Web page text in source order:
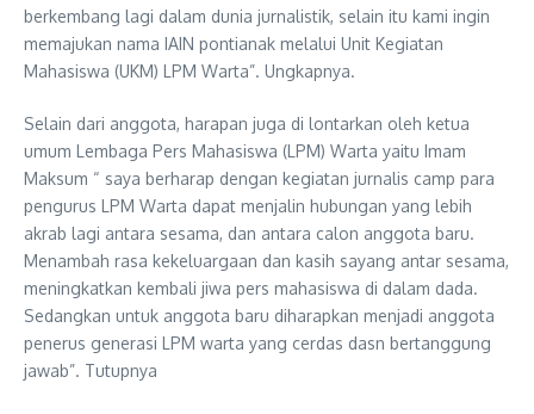
berkembang lagi dalam dunia jurnalistik, selain itu kami ingin
memajukan nama IAIN pontianak melalui Unit Kegiatan
Mahasiswa (UKM) LPM Warta”. Ungkapnya.
Selain dari anggota, harapan juga di lontarkan oleh ketua
umum Lembaga Pers Mahasiswa (LPM) Warta yaitu Imam
Maksum “ saya berharap dengan kegiatan jurnalis camp para
pengurus LPM Warta dapat menjalin hubungan yang lebih
akrab lagi antara sesama, dan antara calon anggota baru.
Menambah rasa kekeluargaan dan kasih sayang antar sesama,
meningkatkan kembali jiwa pers mahasiswa di dalam dada.
Sedangkan untuk anggota baru diharapkan menjadi anggota
penerus generasi LPM warta yang cerdas dasn bertanggung
jawab”. Tutupnya